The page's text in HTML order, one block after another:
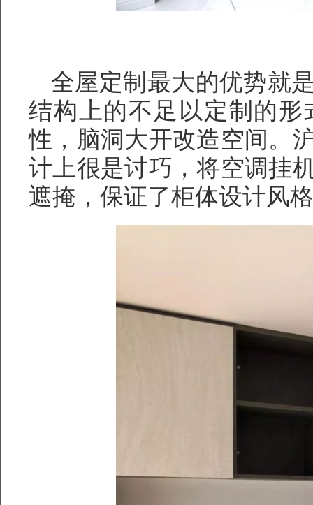
全屋定制最大的优势就
结构上的不足以定制的
性，脑洞大开改造空间。
计上很是讨巧，将空调挂
遮掩，保证了柜体设计风